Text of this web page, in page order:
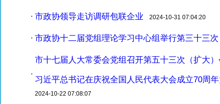
· 市政协领导走访调研包联企业 2024-10-31 07:04:20
· 市政协十二届党组理论学习中心组举行第三十三
·
市十七届人大常委会党组召开第五十三次（扩大
习近平总书记在庆祝全国人民代表大会成立70周
2024-10-22 07:08:07